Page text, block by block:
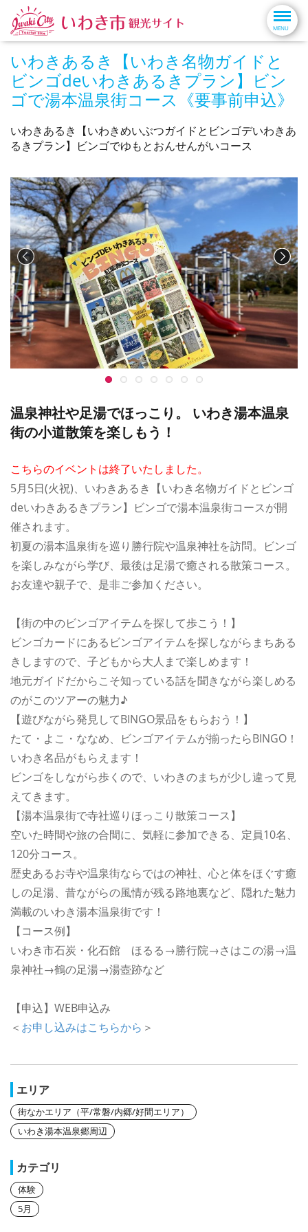
いわきあるき【いわき名物ガイドと
ビンゴdeいわきあるきプラン】ビン
ゴで湯本温泉街コース《要事前申込》
いわきあるき【いわきめいぶつガイドとビンゴデいわきあ
るきプラン】ビンゴでゆもとおんせんがいコース
温泉神社や足湯でほっこり。 いわき湯本温泉
街の小道散策を楽しもう！
こちらのイベントは終了いたしました。
5月5日(火祝)、いわきあるき【いわき名物ガイドとビンゴ
deいわきあるきプラン】ビンゴで湯本温泉街コースが開
催されます。
初夏の湯本温泉街を巡り勝行院や温泉神社を訪問。ビンゴ
を楽しみながら学び、最後は足湯で癒される散策コース。
お友達や親子で、是非ご参加ください。
【街の中のビンゴアイテムを探して歩こう！】
ビンゴカードにあるビンゴアイテムを探しながらまちある
きしますので、子どもから大人まで楽しめます！
地元ガイドだからこそ知っている話を聞きながら楽しめる
のがこのツアーの魅力♪
【遊びながら発見してBINGO景品をもらおう！】
たて・よこ・ななめ、ビンゴアイテムが揃ったらBINGO！
いわき名品がもらえます！
ビンゴをしながら歩くので、いわきのまちが少し違って見
えてきます。
【湯本温泉街で寺社巡りほっこり散策コース】
空いた時間や旅の合間に、気軽に参加できる、定員10名、
120分コース。
歴史あるお寺や温泉街ならではの神社、心と体をほぐす癒
しの足湯、昔ながらの風情が残る路地裏など、隠れた魅力
満載のいわき湯本温泉街です！
【コース例】
いわき市石炭・化石館 ほるる→勝行院→さはこの湯→温
泉神社→鶴の足湯→湯壺跡など
【申込】WEB申込み
＜ お申し込みはこちらから ＞
エリア
街なかエリア（平/常磐/内郷/好間エリア）
いわき湯本温泉郷周辺
カテゴリ
体験
5月